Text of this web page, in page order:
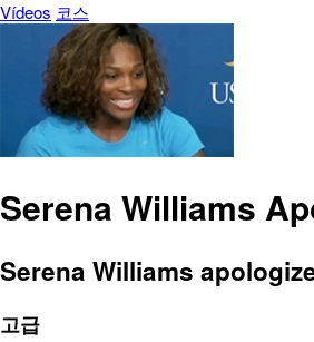
Vídeos 코스
Serena Williams
Serena Williams
고급